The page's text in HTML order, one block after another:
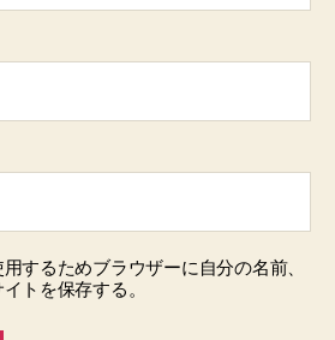
するためブラウザーに自分の名前、
トを保存する。